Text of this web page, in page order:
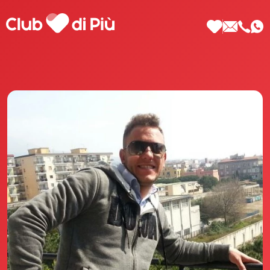
Scopri Club di Più
Le testimonianze Club di Più
La fondatrice Valeria Pilla
Annunci Donne
Agenzia matrimoniale Club di Più
Love Notebook